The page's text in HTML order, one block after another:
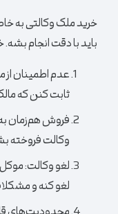
خرید ملک وکالتی به
باید با دقت انجام
عدم اطمینان از
ثابت کنن که
فروش هم‌زمان
وکالت فروخته
لغو وکالت:موکل
لغو کنه و